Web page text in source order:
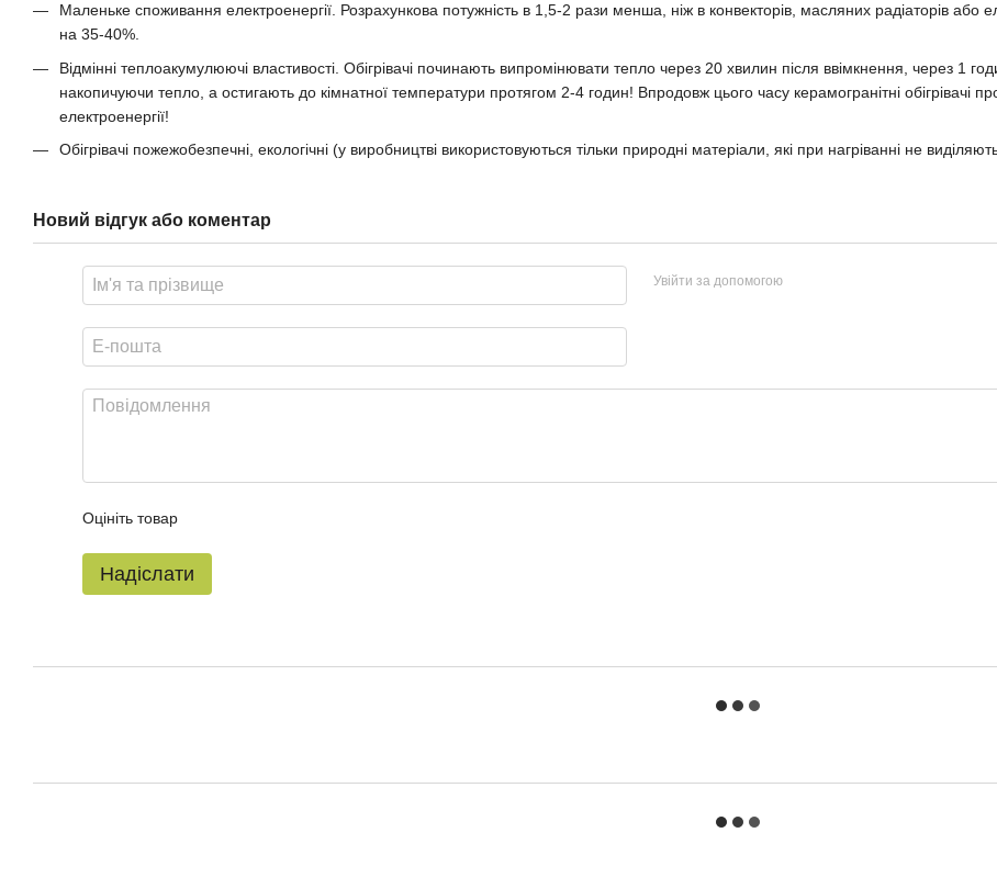
Маленьке споживання електроенергії. Розрахункова потужність в 1,5-2 рази менша, ніж в конвекторів, масляних радіаторів або
на 35-40%.
Відмінні теплоакумулюючі властивості. Обігрівачі починають випромінювати тепло через 20 хвилин після ввімкнення, через 1
накопичуючи тепло, а остигають до кімнатної температури протягом 2-4 годин! Впродовж цього часу керамогранітні
електроенергії!
Обігрівачі пожежобезпечні, екологічні (у виробництві використовуються тільки природні матеріали, які при нагріванні не
Новий відгук або коментар
Увійти за допомогою
Оцініть товар
Надіслати